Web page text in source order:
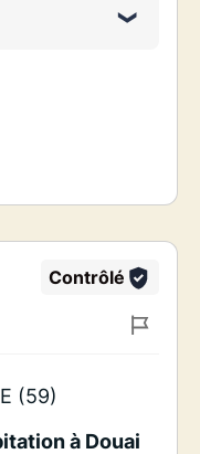
Contrôlé
(59)
à Douai